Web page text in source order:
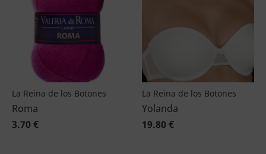
La Reina de los Botones
Roma
3.70 €
La Reina de los Botones
Yolanda
19.80 €